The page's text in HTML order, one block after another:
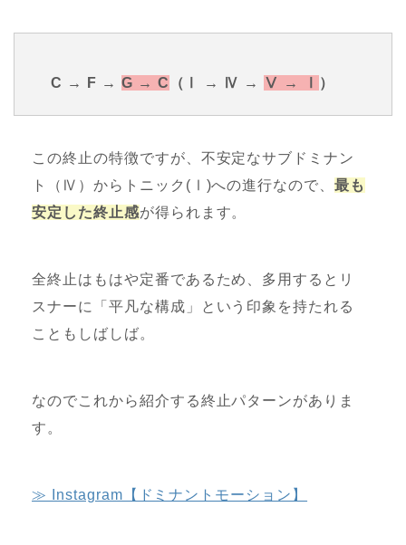
C → F → G → C （Ⅰ → Ⅳ → Ⅴ → Ⅰ ）
この終止の特徴ですが、不安定なサブドミナン
ト（Ⅳ）からトニック(Ⅰ)への進行なので、最も
安定した終止感が得られます。
全終止はもはや定番であるため、多用するとリ
スナーに「平凡な構成」という印象を持たれる
こともしばしば。
なのでこれから紹介する終止パターンがありま
す。
≫ Instagram【ドミナントモーション】